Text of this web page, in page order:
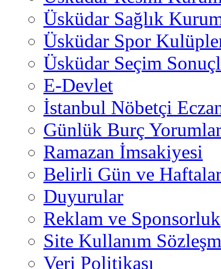
Üsküdar Sağlık
Üsküdar Spor
Üsküdar Seçim
E-Devlet
İstanbul Nöbetçi
Günlük Burç
Ramazan İmsakiyesi
Belirli Gün ve
Duyurular
Reklam ve Sponsorluk
Site Kullanım
Veri Politikası